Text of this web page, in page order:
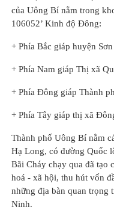
của Uông Bí nằm trong
106052’ Kinh độ Đông:
+ Phía Bắc giáp huyện
+ Phía Nam giáp Thị xã
+ Phía Đông giáp Thành
+ Phía Tây giáp thị xã
Thành phố Uông Bí nằm
Hạ Long, có đường Quốc
Bãi Cháy chạy qua đã
hoá - xã hội, thu hút vốn
những địa bàn quan trọng
Ninh.
Thuyết minh Hồ
sơ quy hoạch
tổng thể Thủ đô
Điều